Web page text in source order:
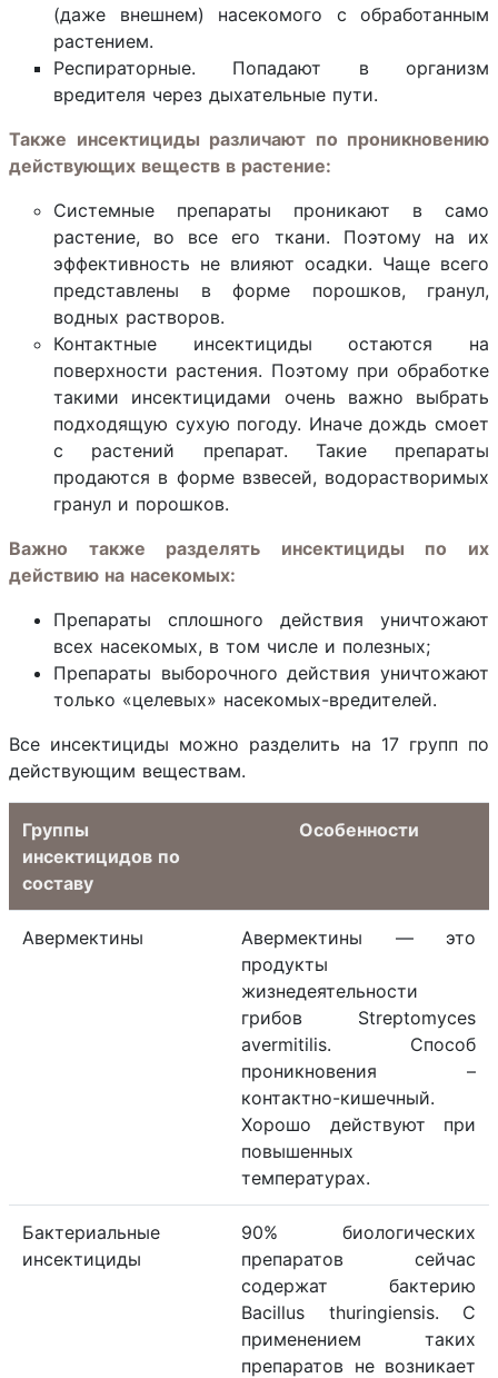
(даже внешнем) насекомого с обработанным
растением.
Респираторные. Попадают в организм
вредителя через дыхательные пути.
Также инсектициды различают по проникновению
действующих веществ в растение:
Системные препараты проникают в само
растение, во все его ткани. Поэтому на их
эффективность не влияют осадки. Чаще всего
представлены в форме порошков, гранул,
водных растворов.
Контактные инсектициды остаются на
поверхности растения. Поэтому при обработке
такими инсектицидами очень важно выбрать
подходящую сухую погоду. Иначе дождь смоет
с растений препарат. Такие препараты
продаются в форме взвесей, водорастворимых
гранул и порошков.
Важно также разделять инсектициды по их
действию на насекомых:
Препараты сплошного действия уничтожают
всех насекомых, в том числе и полезных;
Препараты выборочного действия уничтожают
только «целевых» насекомых-вредителей.
Все инсектициды можно разделить на 17 групп по
действующим веществам.
Группы
инсектицидов по
составу
Особенности
Авермектины
Авермектины — это
продукты
жизнедеятельности
грибов Streptomyces
avermitilis. Способ
проникновения –
контактно-кишечный.
Хорошо действуют при
повышенных
температурах.
Бактериальные
инсектициды
90% биологических
препаратов сейчас
содержат бактерию
Bacillus thuringiensis. С
применением таких
препаратов не возникает